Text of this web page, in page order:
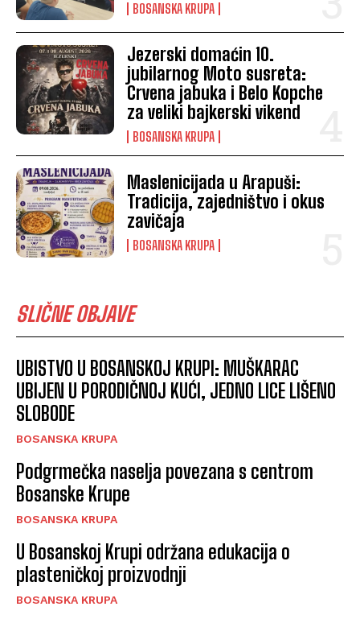
BOSANSKA KRUPA
Jezerski domaćin 10.
jubilarnog Moto susreta:
Crvena jabuka i Belo Kopche
za veliki bajkerski vikend
BOSANSKA KRUPA
Maslenicijada u Arapuši:
Tradicija, zajedništvo i okus
zavičaja
BOSANSKA KRUPA
SLIČNE OBJAVE
UBISTVO U BOSANSKOJ KRUPI: MUŠKARAC
UBIJEN U PORODIČNOJ KUĆI, JEDNO LICE LIŠENO
SLOBODE
BOSANSKA KRUPA
Podgrmečka naselja povezana s centrom
Bosanske Krupe
BOSANSKA KRUPA
U Bosanskoj Krupi održana edukacija o
plasteničkoj proizvodnji
BOSANSKA KRUPA